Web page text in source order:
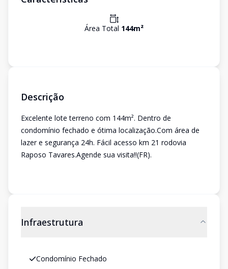
Área Total 144m²
Descrição
Excelente lote terreno com 144m². Dentro de
condomínio fechado e ótima localização.Com área de
lazer e segurança 24h. Fácil acesso km 21 rodovia
Raposo Tavares.Agende sua visita!!(FR).
Infraestrutura
Condomínio Fechado